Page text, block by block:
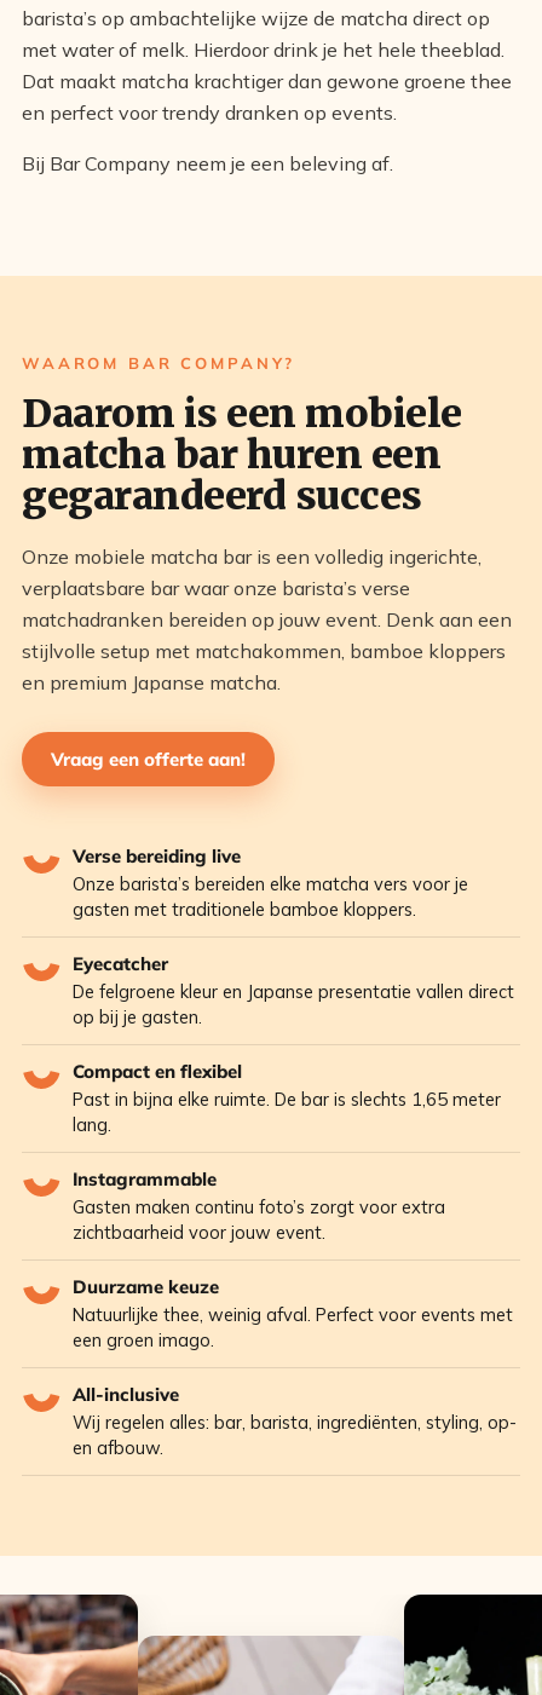
barista’s op ambachtelijke wijze de matcha direct op
met water of melk. Hierdoor drink je het hele theeblad.
Dat maakt matcha krachtiger dan gewone groene thee
en perfect voor trendy dranken op events.
Bij Bar Company neem je een beleving af.
WAAROM BAR COMPANY?
Daarom is een mobiele
matcha bar huren een
gegarandeerd succes
Onze mobiele matcha bar is een volledig ingerichte,
verplaatsbare bar waar onze barista’s verse
matchadranken bereiden op jouw event. Denk aan een
stijlvolle setup met matchakommen, bamboe kloppers
en premium Japanse matcha.
Vraag een offerte aan!
Verse bereiding live
Onze barista’s bereiden elke matcha vers voor je
gasten met traditionele bamboe kloppers.
Eyecatcher
De felgroene kleur en Japanse presentatie vallen direct
op bij je gasten.
Compact en flexibel
Past in bijna elke ruimte. De bar is slechts 1,65 meter
lang.
Instagrammable
Gasten maken continu foto’s zorgt voor extra
zichtbaarheid voor jouw event.
Duurzame keuze
Natuurlijke thee, weinig afval. Perfect voor events met
een groen imago.
All-inclusive
Wij regelen alles: bar, barista, ingrediënten, styling, op-
en afbouw.